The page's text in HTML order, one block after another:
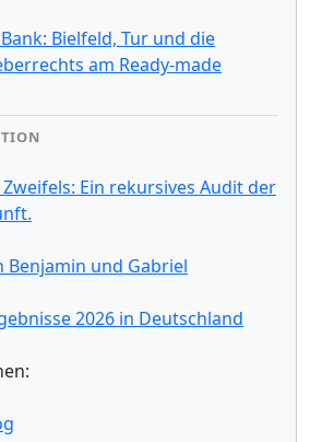
Bielfeld, Tur und die
am Ready-made
Ein rekursives Audit der
Benjamin und Gabriel
2026 in Deutschland